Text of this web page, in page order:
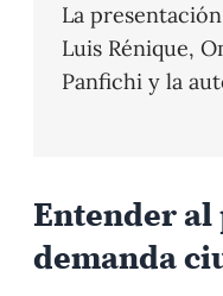
La
Luis Rénique,
Panfichi y la
Entender al
demanda